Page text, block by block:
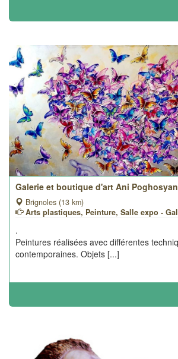
Galerie et boutique d'art Ani Poghosyan
Brignoles (13 km)
Arts plastiques, Peinture, Salle expo -
.
Peintures réalisées avec différentes
contemporaines. Objets [...]